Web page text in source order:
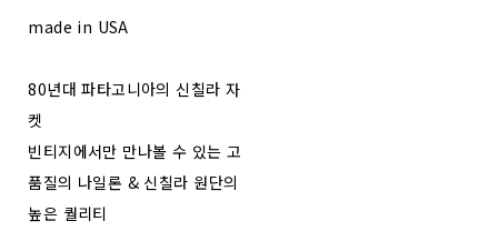
made in USA
80년대 파타고니아의 신칠라 자
켓
빈티지에서만 만나볼 수 있는 고
품질의 나일론 & 신칠라 원단의
높은 퀄리티